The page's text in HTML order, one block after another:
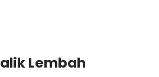
Lembah